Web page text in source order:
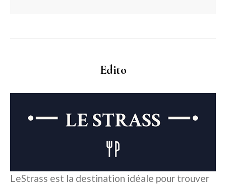
Edito
LeStrass est la destination idéale pour trouver